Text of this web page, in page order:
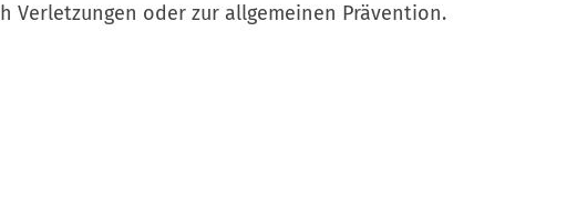
Verletzungen oder zur allgemeinen Prävention.